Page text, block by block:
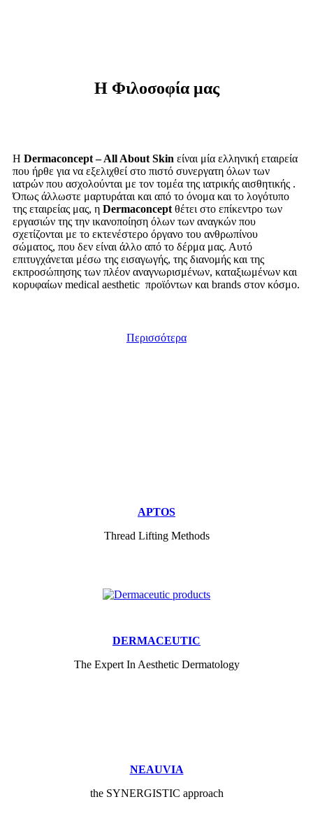
Η Φιλοσοφία μας
Η Dermaconcept – All About Skin είναι μία ελληνική εταιρεία
που ήρθε για να εξελιχθεί στο πιστό συνεργατη όλων των
ιατρών που ασχολούνται με τον τομέα της ιατρικής αισθητικής .
Όπως άλλωστε μαρτυράται και από το όνομα και το λογότυπο
της εταιρείας μας, η Dermaconcept θέτει στο επίκεντρο των
εργασιών της την ικανοποίηση όλων των αναγκών που
σχετίζονται με το εκτενέστερο όργανο του ανθρωπίνου
σώματος, που δεν είναι άλλο από το δέρμα μας. Αυτό
επιτυγχάνεται μέσω της εισαγωγής, της διανομής και της
εκπροσώπησης των πλέον αναγνωρισμένων, καταξιωμένων και
κορυφαίων medical aesthetic προϊόντων και brands στον κόσμο.
Περισσότερα
APTOS
Thread Lifting Methods
DERMACEUTIC
The Expert In Aesthetic Dermatology
NEAUVIA
the SYNERGISTIC approach